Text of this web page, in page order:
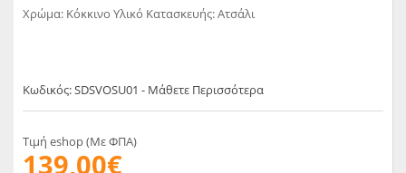
Χρώμα: Κόκκινο Υλικό Κατασκευής: Ατσάλι
Κωδικός: SDSVOSU01 - Μάθετε Περισσότερα
Τιμή eshop (Με ΦΠΑ)
139,00€